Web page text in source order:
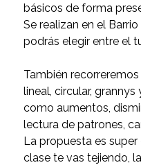
básicos de forma
Se realizan en el
podrás elegir entre el
También
lineal, circular,
como aumentos,
lectura de patrones,
La propuesta es
clase te vas tejiendo,